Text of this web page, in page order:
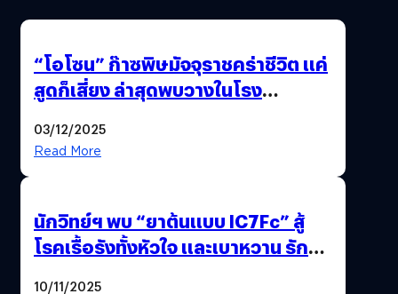
“โอโซน” ก๊าซพิษมัจจุราชคร่าชีวิต แค่
สูดก็เสี่ยง ล่าสุดพบวางในโรง
03/12/2025
Read More
นักวิทย์ฯ พบ “ยาต้นแบบ IC7Fc” สู้
โรคเรื้อรังทั้งหัวใจ และเบาหวาน รักษา
10/11/2025